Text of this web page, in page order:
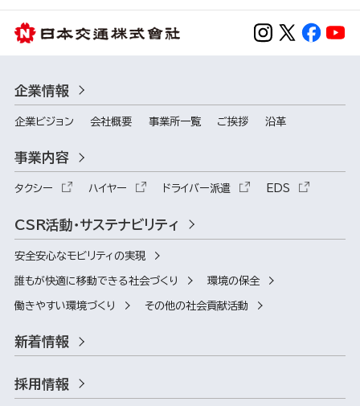
企業情報
企業ビジョン 会社概要 事業所一覧 ご挨拶 沿革
事業内容
タクシー ハイヤー ドライバー派遣 EDS
CSR活動・サステナビリティ
安全安心なモビリティの実現
誰もが快適に移動できる社会づくり 環境の保全
働きやすい環境づくり その他の社会貢献活動
新着情報
採用情報